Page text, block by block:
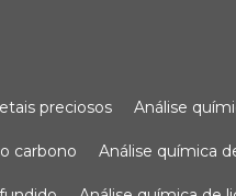
preciosos análise
carbono análise química